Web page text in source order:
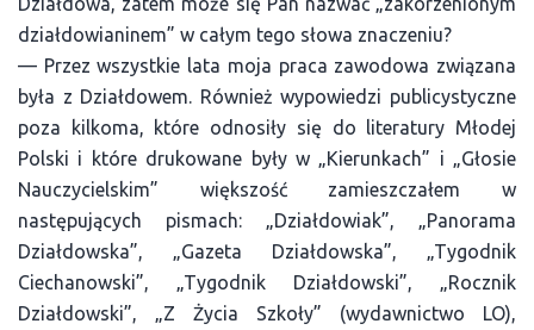
działdowianinem” w całym tego słowa znaczeniu?
— Przez wszystkie lata moja praca zawodowa związana
była z Działdowem. Również wypowiedzi publicystyczne
poza kilkoma, które odnosiły się do literatury Młodej
Polski i które drukowane były w „Kierunkach” i „Głosie
Nauczycielskim” większość zamieszczałem w
następujących pismach: „Działdowiak”, „Panorama
Działdowska”, „Gazeta Działdowska”, „Tygodnik
Ciechanowski”, „Tygodnik Działdowski”, „Rocznik
Działdowski”, „Z Życia Szkoły” (wydawnictwo LO),